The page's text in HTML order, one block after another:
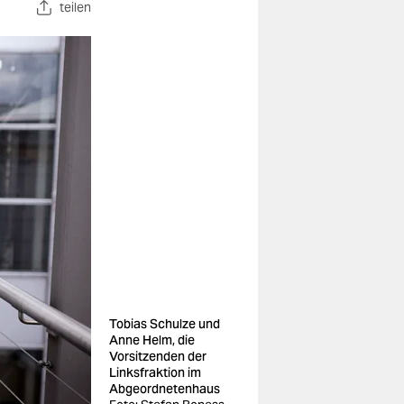
teilen
Tobias Schulze und
Anne Helm, die
Vorsitzenden der
Linksfraktion im
Abgeordnetenhaus